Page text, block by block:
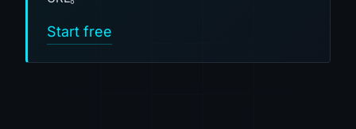
Start free